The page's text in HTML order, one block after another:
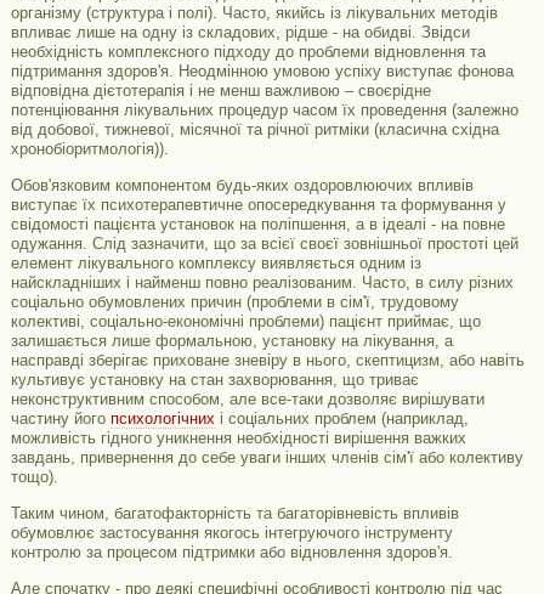
організму (структура і полі). Часто, якийсь із лікувальних методів
впливає лише на одну із складових, рідше - на обидві. Звідси
необхідність комплексного підходу до проблеми відновлення та
підтримання здоров'я. Неодмінною умовою успіху виступає фонова
відповідна дієтотерапія і не менш важливою – своєрідне
потенціювання лікувальних процедур часом їх проведення (залежно
від добової, тижневої, місячної та річної ритміки (класична східна
хронобіоритмологія)).
Обов'язковим компонентом будь-яких оздоровлюючих впливів
виступає їх психотерапевтичне опосередкування та формування у
свідомості пацієнта установок на поліпшення, а в ідеалі - на повне
одужання. Слід зазначити, що за всієї своєї зовнішньої простоті цей
елемент лікувального комплексу виявляється одним із
найскладніших і найменш повно реалізованим. Часто, в силу різних
соціально обумовлених причин (проблеми в сім'ї, трудовому
колективі, соціально-економічні проблеми) пацієнт приймає, що
залишається лише формальною, установку на лікування, а
насправді зберігає приховане зневіру в нього, скептицизм, або навіть
культивує установку на стан захворювання, що триває
неконструктивним способом, але все-таки дозволяє вирішувати
частину його психологічнихі соціальних проблем (наприклад,
можливість гідного уникнення необхідності вирішення важких
завдань, привернення до себе уваги інших членів сім'ї або колективу
тощо).
Таким чином, багатофакторність та багаторівневість впливів
обумовлює застосування якогось інтегруючого інструменту
контролю за процесом підтримки або відновлення здоров'я.
Але спочатку - про деякі специфічні особливості контролю під час